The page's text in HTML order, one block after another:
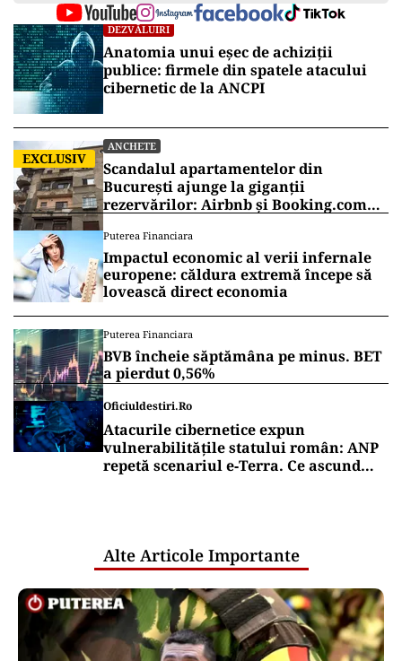
DEZVĂLUIRI
Anatomia unui eșec de achiziții
publice: firmele din spatele atacului
cibernetic de la ANCPI
EXCLUSIV
ANCHETE
Scandalul apartamentelor din
București ajunge la giganții
rezervărilor: Airbnb și Booking.com
Puterea Financiara
Impactul economic al verii infernale
europene: căldura extremă începe să
lovească direct economia
Puterea Financiara
BVB încheie săptămâna pe minus. BET
a pierdut 0,56%
Oficiuldestiri.ro
Atacurile cibernetice expun
vulnerabilitățile statului român: ANP
repetă scenariul e‑Terra. Ce ascund
Alte Articole Importante